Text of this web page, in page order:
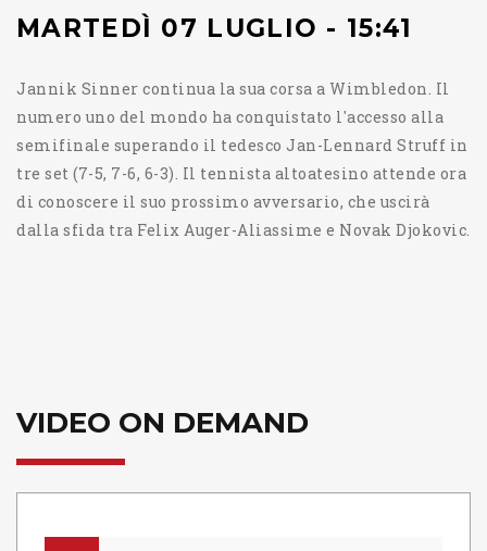
MARTEDÌ 07 LUGLIO - 15:41
Jannik Sinner continua la sua corsa a Wimbledon. Il
numero uno del mondo ha conquistato l'accesso alla
semifinale superando il tedesco Jan-Lennard Struff in
tre set (7-5, 7-6, 6-3). Il tennista altoatesino attende ora
di conoscere il suo prossimo avversario, che uscirà
dalla sfida tra Felix Auger-Aliassime e Novak Djokovic.
VIDEO ON DEMAND